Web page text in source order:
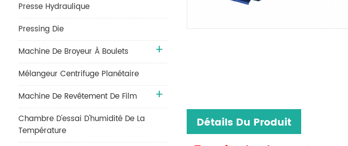
Détails Du Produit
Presse Hydraulique
Pressing Die
Machine De Broyeur À Boulets
Mélangeur Centrifuge Planétaire
Machine De Revêtement De Film
Chambre D'essai D'humidité De La
Température